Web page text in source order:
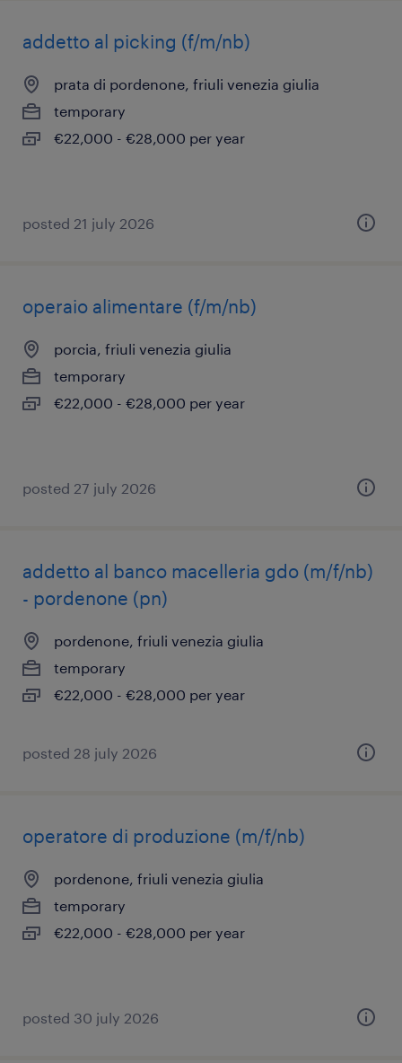
addetto al picking (f/m/nb)
prata di pordenone, friuli venezia giulia
temporary
€22,000 - €28,000 per year
posted 21 july 2026
operaio alimentare (f/m/nb)
porcia, friuli venezia giulia
temporary
€22,000 - €28,000 per year
posted 27 july 2026
addetto al banco macelleria gdo (m/f/nb)
- pordenone (pn)
pordenone, friuli venezia giulia
temporary
€22,000 - €28,000 per year
posted 28 july 2026
operatore di produzione (m/f/nb)
pordenone, friuli venezia giulia
temporary
€22,000 - €28,000 per year
posted 30 july 2026